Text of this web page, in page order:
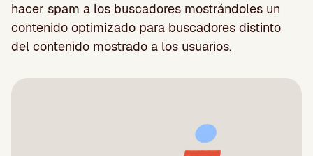
hacer spam a los buscadores mostrándoles un
contenido optimizado para buscadores distinto
del contenido mostrado a los usuarios.